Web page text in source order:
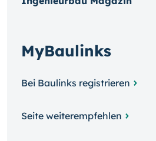
MyBaulinks
Bei Baulinks registrieren
Seite weiterempfehlen